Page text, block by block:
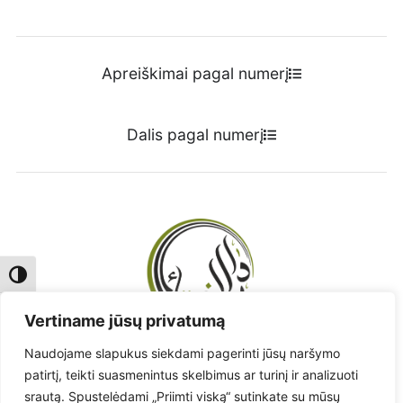
Vertiname jūsų privatumą
Naudojame slapukus siekdami pagerinti jūsų naršymo
patirtį, teikti suasmenintus skelbimus ar turinį ir analizuoti
srautą. Spustelėdami „Priimti viską“ sutinkate su mūsų
Toggle High Contrast
Toggle Font size
Apreiškimai pagal numerį
Dalis pagal numerį
Radote klaidą? - Praneškite!